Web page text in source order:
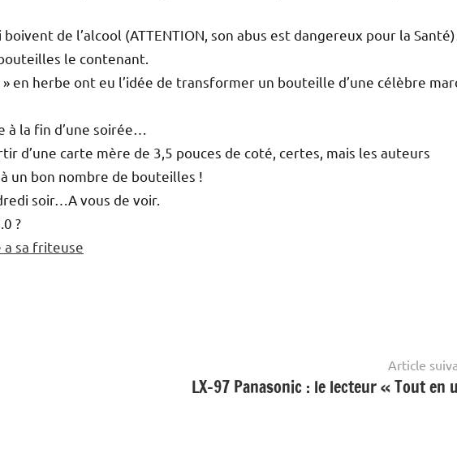
de l’alcool (ATTENTION, son abus est dangereux pour la
le contenant.
» en herbe ont eu l’idée de transformer un bouteille d’une célèbre
à la fin d’une soirée…
d’une carte mère de 3,5 pouces de coté, certes, mais les auteurs
un bon nombre de bouteilles !
soir…A vous de voir.
?
a sa friteuse
Article
LX-97 Panasonic : le lecteur « Tout en